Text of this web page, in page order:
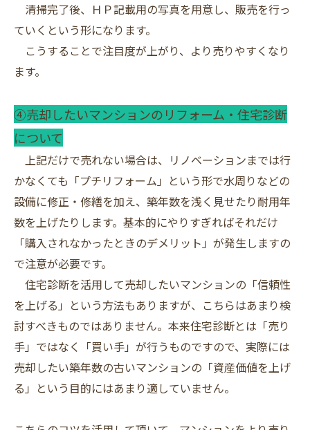
清掃完了後、ＨＰ記載用の写真を用意し、販売を行っ
ていくという形になります。
こうすることで注目度が上がり、より売りやすくなり
ます。
④売却したいマンションのリフォーム・住宅診断
について
上記だけで売れない場合は、リノベーションまでは行
かなくても「プチリフォーム」という形で水周りなどの
設備に修正・修繕を加え、築年数を浅く見せたり耐用年
数を上げたりします。基本的にやりすぎればそれだけ
「購入されなかったときのデメリット」が発生しますの
で注意が必要です。
住宅診断を活用して売却したいマンションの「信頼性
を上げる」という方法もありますが、こちらはあまり検
討すべきものではありません。本来住宅診断とは「売り
手」ではなく「買い手」が行うものですので、実際には
売却したい築年数の古いマンションの「資産価値を上げ
る」という目的にはあまり適していません。